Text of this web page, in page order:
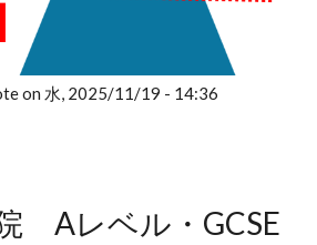
on 水, 2025/11/19 - 14:36
Aレベル・GCSE